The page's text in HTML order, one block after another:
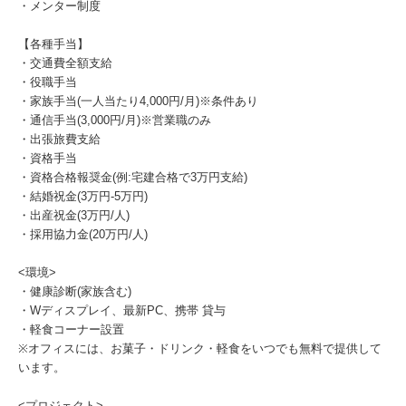
・メンター制度
【各種手当】
・交通費全額支給
・役職手当
・家族手当(一人当たり4,000円/月)※条件あり
・通信手当(3,000円/月)※営業職のみ
・出張旅費支給
・資格手当
・資格合格報奨金(例:宅建合格で3万円支給)
・結婚祝金(3万円-5万円)
・出産祝金(3万円/人)
・採用協力金(20万円/人)
<環境>
・健康診断(家族含む)
・Wディスプレイ、最新PC、携帯 貸与
・軽食コーナー設置
※オフィスには、お菓子・ドリンク・軽食をいつでも無料で提供して
います。